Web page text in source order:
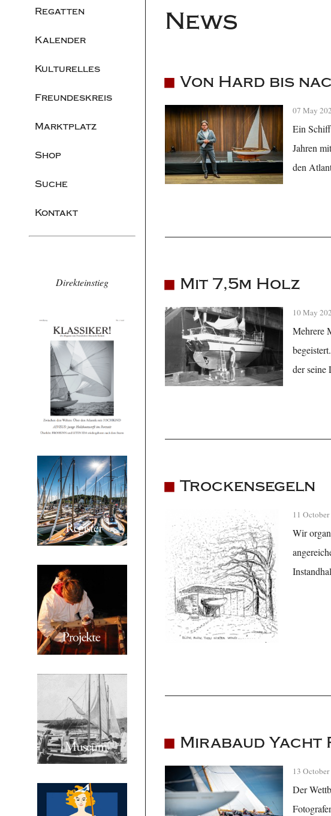
Regatten
Kalender
Kulturelles
Freundeskreis
Marktplatz
Shop
Suche
Kontakt
Direkteinstieg
News
Von Hard bis
07 May
Ein
Jahren
den
Mit 7,5m Holz
10 May
Mehrere
der seine
Trockensegeln
11
Wir
Mirabaud Yacht
13
Der